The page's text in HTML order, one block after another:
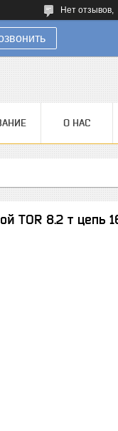
Нет отзывов,
О НАС
TOR 8.2 т цепь